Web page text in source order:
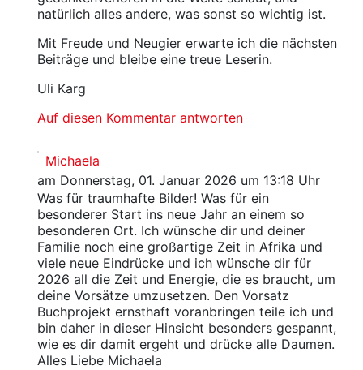
natürlich alles andere, was sonst so wichtig ist.
Mit Freude und Neugier erwarte ich die nächsten
Beiträge und bleibe eine treue Leserin.
Uli Karg
Auf diesen Kommentar antworten
Michaela
am Donnerstag, 01. Januar 2026 um 13:18 Uhr
Was für traumhafte Bilder! Was für ein
besonderer Start ins neue Jahr an einem so
besonderen Ort. Ich wünsche dir und deiner
Familie noch eine großartige Zeit in Afrika und
viele neue Eindrücke und ich wünsche dir für
2026 all die Zeit und Energie, die es braucht, um
deine Vorsätze umzusetzen. Den Vorsatz
Buchprojekt ernsthaft voranbringen teile ich und
bin daher in dieser Hinsicht besonders gespannt,
wie es dir damit ergeht und drücke alle Daumen.
Alles Liebe Michaela